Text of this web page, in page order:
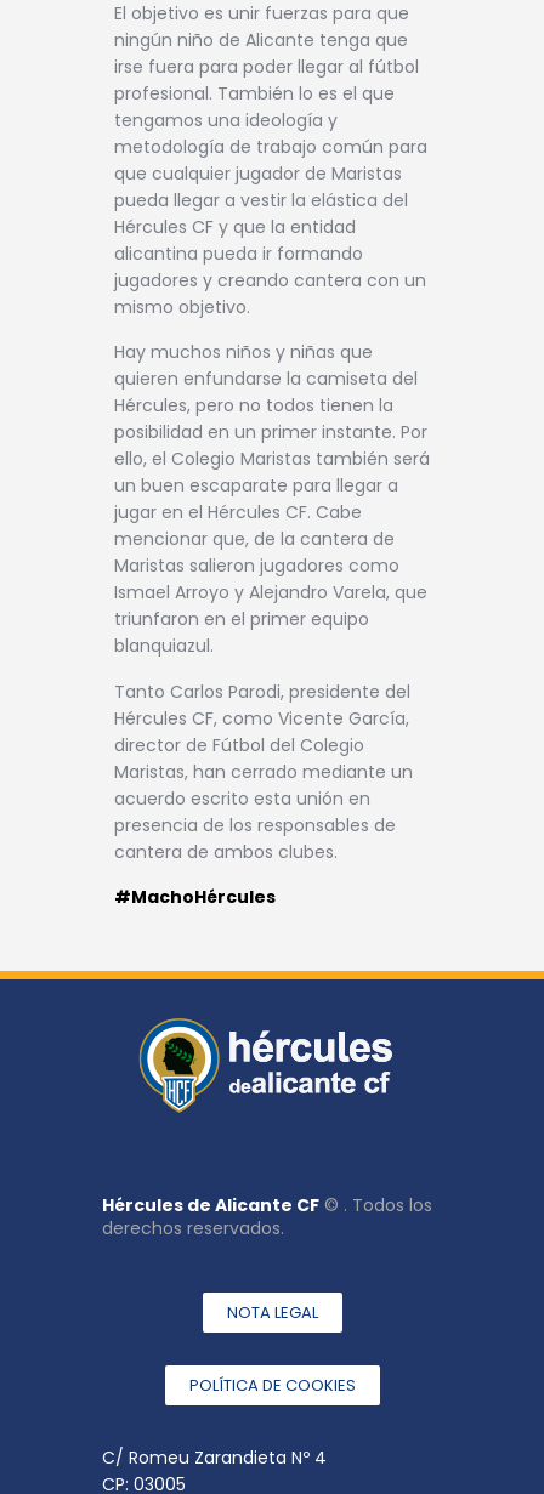
El objetivo es unir fuerzas para que
ningún niño de Alicante tenga que
irse fuera para poder llegar al fútbol
profesional. También lo es el que
tengamos una ideología y
metodología de trabajo común para
que cualquier jugador de Maristas
pueda llegar a vestir la elástica del
Hércules CF y que la entidad
alicantina pueda ir formando
jugadores y creando cantera con un
mismo objetivo.
Hay muchos niños y niñas que
quieren enfundarse la camiseta del
Hércules, pero no todos tienen la
posibilidad en un primer instante. Por
ello, el Colegio Maristas también será
un buen escaparate para llegar a
jugar en el Hércules CF. Cabe
mencionar que, de la cantera de
Maristas salieron jugadores como
Ismael Arroyo y Alejandro Varela, que
triunfaron en el primer equipo
blanquiazul.
Tanto Carlos Parodi, presidente del
Hércules CF, como Vicente García,
director de Fútbol del Colegio
Maristas, han cerrado mediante un
acuerdo escrito esta unión en
presencia de los responsables de
cantera de ambos clubes.
#MachoHércules
Hércules de Alicante CF © . Todos los
derechos reservados.
NOTA LEGAL
POLÍTICA DE COOKIES
C/ Romeu Zarandieta Nº 4
CP: 03005